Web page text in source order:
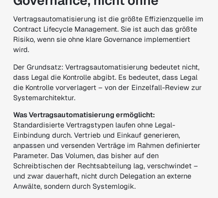
Vertragsautomatisierung ist die größte Effizienzquelle im
Contract Lifecycle Management. Sie ist auch das größte
Risiko, wenn sie ohne klare Governance implementiert
wird.
Der Grundsatz: Vertragsautomatisierung bedeutet nicht,
dass Legal die Kontrolle abgibt. Es bedeutet, dass Legal
die Kontrolle vorverlagert – von der Einzelfall-Review zur
Systemarchitektur.
Was Vertragsautomatisierung ermöglicht:
Standardisierte Vertragstypen laufen ohne Legal-
Einbindung durch. Vertrieb und Einkauf generieren,
anpassen und versenden Verträge im Rahmen definierter
Parameter. Das Volumen, das bisher auf den
Schreibtischen der Rechtsabteilung lag, verschwindet –
und zwar dauerhaft, nicht durch Delegation an externe
Anwälte, sondern durch Systemlogik.